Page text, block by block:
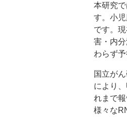
本研究
す。小
です。
害・内
わらず
国立が
により
れまで
様々な